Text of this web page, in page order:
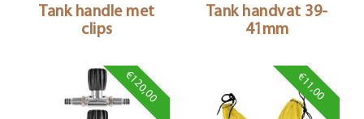
Tank handle met
clips
Tank handvat 39-
41mm
€120,00 €11,00